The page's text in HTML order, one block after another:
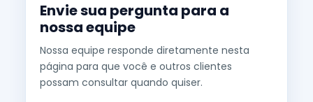
Envie sua pergunta para a
nossa equipe
Nossa equipe responde diretamente nesta
página para que você e outros clientes
possam consultar quando quiser.